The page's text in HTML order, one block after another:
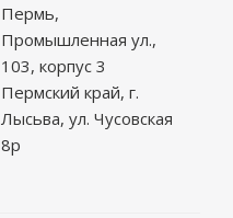
Пермь,
Промышленная ул.,
103, корпус 3
Пермский край, г.
Лысьва, ул. Чусовская
8р